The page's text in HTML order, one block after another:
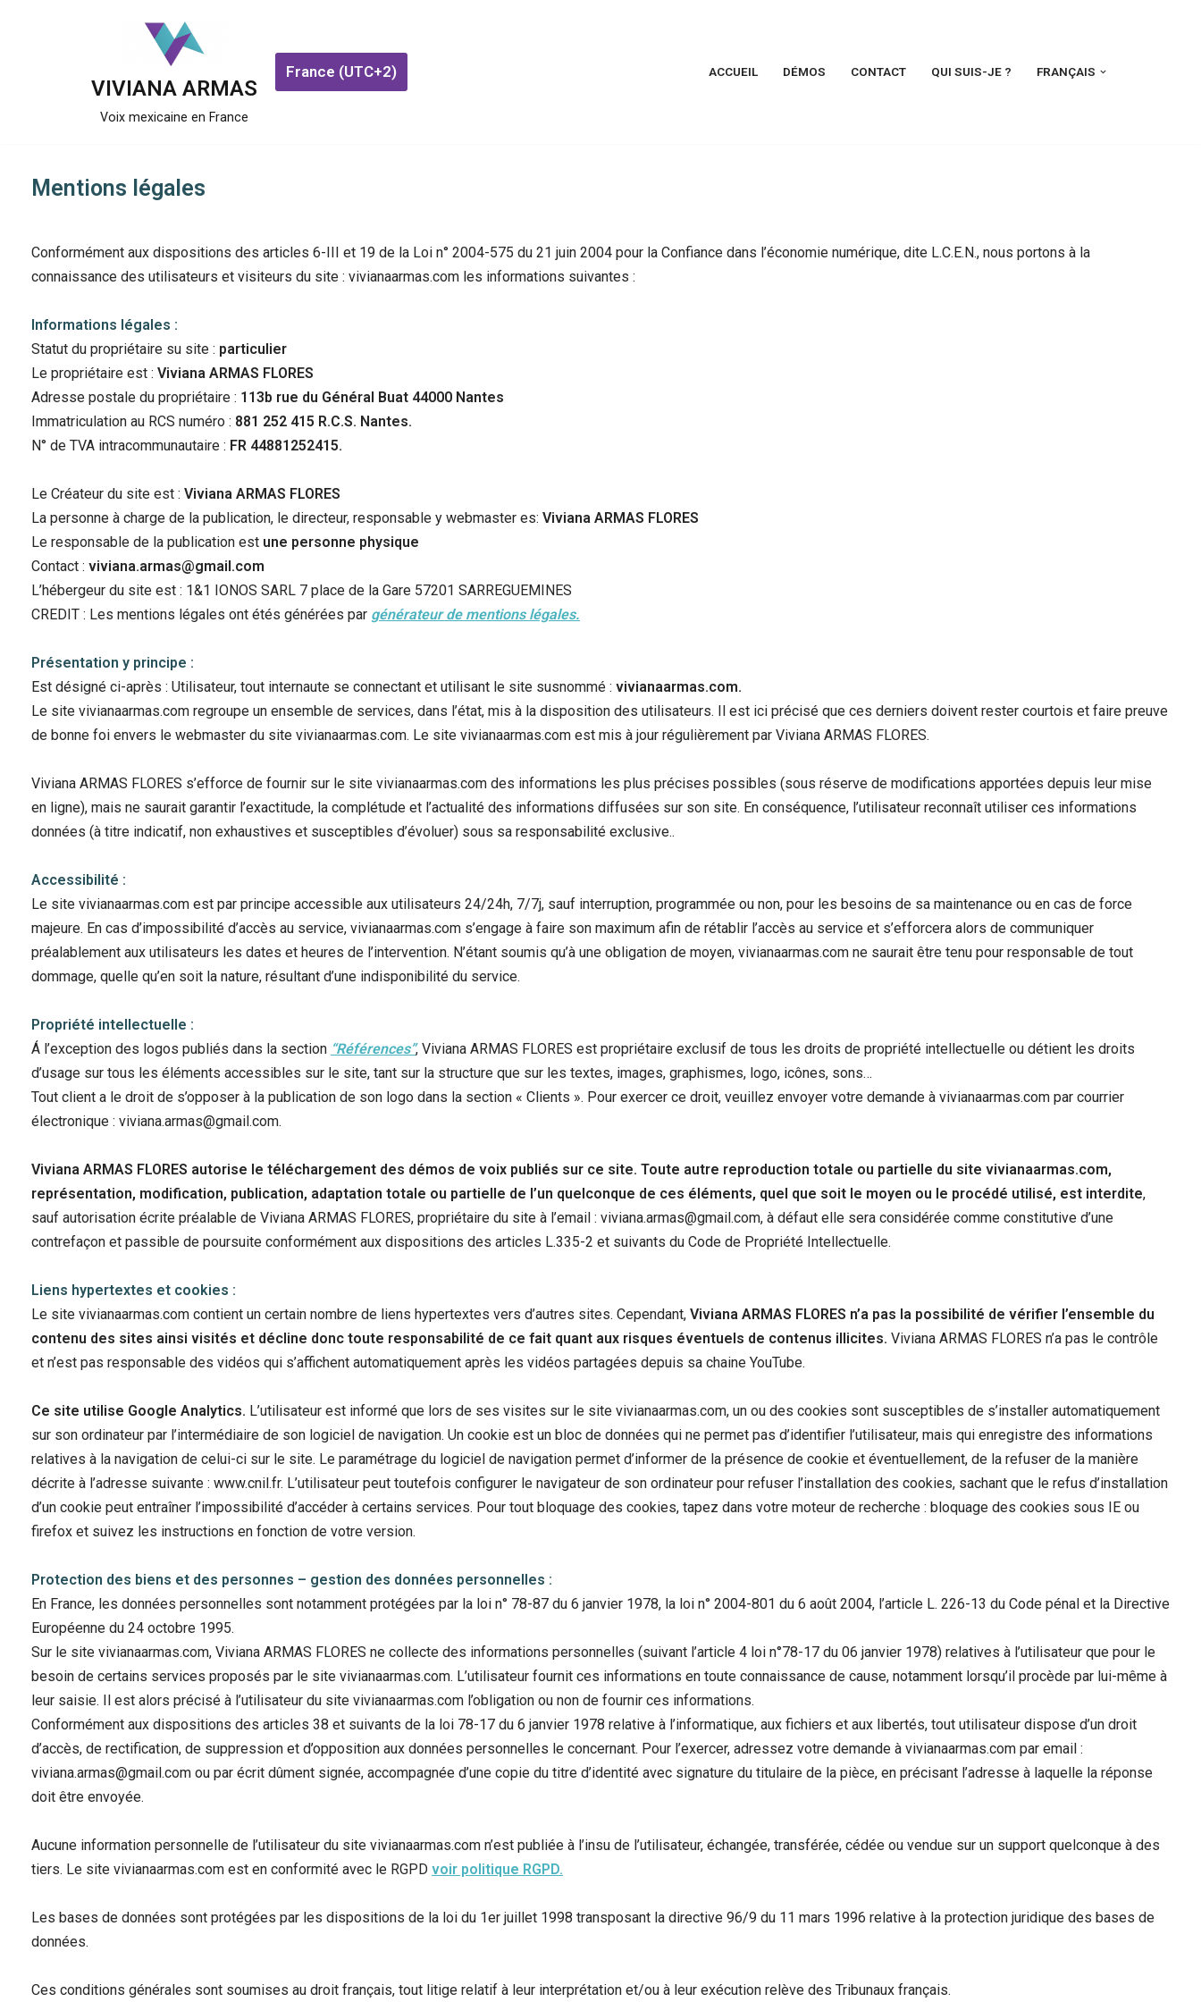
VIVIANA ARMAS
Voix mexicaine en France
France (UTC+2) ACCUEIL DÉMOS CONTACT QUI SUIS-JE ? FRANÇAIS
Mentions légales
Conformément aux dispositions des articles 6-III et 19 de la Loi n° 2004-575 du 21 juin 2004 pour la Confiance dans l’économie numérique, dite L.C.E.N., nous portons à la
connaissance des utilisateurs et visiteurs du site : vivianaarmas.com les informations suivantes :
Informations légales :
Statut du propriétaire su site : particulier
Le propriétaire est : Viviana ARMAS FLORES
Adresse postale du propriétaire : 113b rue du Général Buat 44000 Nantes
Immatriculation au RCS numéro : 881 252 415 R.C.S. Nantes.
N° de TVA intracommunautaire : FR 44881252415.
Le Créateur du site est : Viviana ARMAS FLORES
La personne à charge de la publication, le directeur, responsable y webmaster es: Viviana ARMAS FLORES
Le responsable de la publication est une personne physique
Contact : viviana.armas@gmail.com
L’hébergeur du site est : 1&1 IONOS SARL 7 place de la Gare 57201 SARREGUEMINES
CREDIT : Les mentions légales ont étés générées par générateur de mentions légales.
Présentation y principe :
Est désigné ci-après : Utilisateur, tout internaute se connectant et utilisant le site susnommé : vivianaarmas.com.
Le site vivianaarmas.com regroupe un ensemble de services, dans l’état, mis à la disposition des utilisateurs. Il est ici précisé que ces derniers doivent rester courtois et faire preuve
de bonne foi envers le webmaster du site vivianaarmas.com. Le site vivianaarmas.com est mis à jour régulièrement par Viviana ARMAS FLORES.
Viviana ARMAS FLORES s’efforce de fournir sur le site vivianaarmas.com des informations les plus précises possibles (sous réserve de modifications apportées depuis leur mise
en ligne), mais ne saurait garantir l’exactitude, la complétude et l’actualité des informations diffusées sur son site. En conséquence, l’utilisateur reconnaît utiliser ces informations
données (à titre indicatif, non exhaustives et susceptibles d’évoluer) sous sa responsabilité exclusive..
Accessibilité :
Le site vivianaarmas.com est par principe accessible aux utilisateurs 24/24h, 7/7j, sauf interruption, programmée ou non, pour les besoins de sa maintenance ou en cas de force
majeure. En cas d’impossibilité d’accès au service, vivianaarmas.com s’engage à faire son maximum afin de rétablir l’accès au service et s’efforcera alors de communiquer
préalablement aux utilisateurs les dates et heures de l’intervention. N’étant soumis qu’à une obligation de moyen, vivianaarmas.com ne saurait être tenu pour responsable de tout
dommage, quelle qu’en soit la nature, résultant d’une indisponibilité du service.
Propriété intellectuelle :
Á l’exception des logos publiés dans la section “Références”, Viviana ARMAS FLORES est propriétaire exclusif de tous les droits de propriété intellectuelle ou détient les droits
d’usage sur tous les éléments accessibles sur le site, tant sur la structure que sur les textes, images, graphismes, logo, icônes, sons…
Tout client a le droit de s’opposer à la publication de son logo dans la section « Clients ». Pour exercer ce droit, veuillez envoyer votre demande à vivianaarmas.com par courrier
électronique : viviana.armas@gmail.com.
Viviana ARMAS FLORES autorise le téléchargement des démos de voix publiés sur ce site. Toute autre reproduction totale ou partielle du site vivianaarmas.com,
représentation, modification, publication, adaptation totale ou partielle de l’un quelconque de ces éléments, quel que soit le moyen ou le procédé utilisé, est interdite,
sauf autorisation écrite préalable de Viviana ARMAS FLORES, propriétaire du site à l’email : viviana.armas@gmail.com, à défaut elle sera considérée comme constitutive d’une
contrefaçon et passible de poursuite conformément aux dispositions des articles L.335-2 et suivants du Code de Propriété Intellectuelle.
Liens hypertextes et cookies :
Le site vivianaarmas.com contient un certain nombre de liens hypertextes vers d’autres sites. Cependant, Viviana ARMAS FLORES n’a pas la possibilité de vérifier l’ensemble du
contenu des sites ainsi visités et décline donc toute responsabilité de ce fait quant aux risques éventuels de contenus illicites. Viviana ARMAS FLORES n’a pas le contrôle
et n’est pas responsable des vidéos qui s’affichent automatiquement après les vidéos partagées depuis sa chaine YouTube.
Ce site utilise Google Analytics. L’utilisateur est informé que lors de ses visites sur le site vivianaarmas.com, un ou des cookies sont susceptibles de s’installer automatiquement
sur son ordinateur par l’intermédiaire de son logiciel de navigation. Un cookie est un bloc de données qui ne permet pas d’identifier l’utilisateur, mais qui enregistre des informations
relatives à la navigation de celui-ci sur le site. Le paramétrage du logiciel de navigation permet d’informer de la présence de cookie et éventuellement, de la refuser de la manière
décrite à l’adresse suivante : www.cnil.fr. L’utilisateur peut toutefois configurer le navigateur de son ordinateur pour refuser l’installation des cookies, sachant que le refus d’installation
d’un cookie peut entraîner l’impossibilité d’accéder à certains services. Pour tout bloquage des cookies, tapez dans votre moteur de recherche : bloquage des cookies sous IE ou
firefox et suivez les instructions en fonction de votre version.
Protection des biens et des personnes – gestion des données personnelles :
En France, les données personnelles sont notamment protégées par la loi n° 78-87 du 6 janvier 1978, la loi n° 2004-801 du 6 août 2004, l’article L. 226-13 du Code pénal et la Directive
Européenne du 24 octobre 1995.
Sur le site vivianaarmas.com, Viviana ARMAS FLORES ne collecte des informations personnelles (suivant l’article 4 loi n°78-17 du 06 janvier 1978) relatives à l’utilisateur que pour le
besoin de certains services proposés par le site vivianaarmas.com. L’utilisateur fournit ces informations en toute connaissance de cause, notamment lorsqu’il procède par lui-même à
leur saisie. Il est alors précisé à l’utilisateur du site vivianaarmas.com l’obligation ou non de fournir ces informations.
Conformément aux dispositions des articles 38 et suivants de la loi 78-17 du 6 janvier 1978 relative à l’informatique, aux fichiers et aux libertés, tout utilisateur dispose d’un droit
d’accès, de rectification, de suppression et d’opposition aux données personnelles le concernant. Pour l’exercer, adressez votre demande à vivianaarmas.com par email :
viviana.armas@gmail.com ou par écrit dûment signée, accompagnée d’une copie du titre d’identité avec signature du titulaire de la pièce, en précisant l’adresse à laquelle la réponse
doit être envoyée.
Aucune information personnelle de l’utilisateur du site vivianaarmas.com n’est publiée à l’insu de l’utilisateur, échangée, transférée, cédée ou vendue sur un support quelconque à des
tiers. Le site vivianaarmas.com est en conformité avec le RGPD voir politique RGPD.
Les bases de données sont protégées par les dispositions de la loi du 1er juillet 1998 transposant la directive 96/9 du 11 mars 1996 relative à la protection juridique des bases de
données.
Ces conditions générales sont soumises au droit français, tout litige relatif à leur interprétation et/ou à leur exécution relève des Tribunaux français.